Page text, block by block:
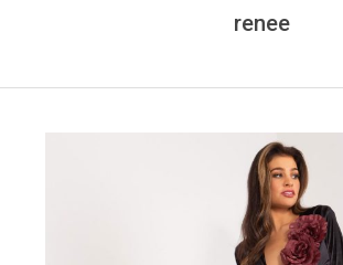
renee